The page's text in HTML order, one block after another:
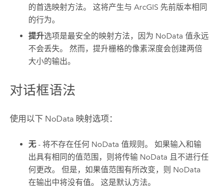
的首选映射方法。 这将产生与 ArcGIS 先前版本相同
的行为。
提升选项是最安全的映射方法，因为 NoData 值永远
不会丢失。 然而，提升栅格的像素深度会创建两倍
大小的输出。
对话框语法
使用以下 NoData 映射选项：
无 - 将不存在任何 NoData 值规则。 如果输入和输
出具有相同的值范围，则将传输 NoData 且不进行任
何更改。 但是，如果值范围有所改变，则 NoData
在输出中将没有值。 这是默认方法。